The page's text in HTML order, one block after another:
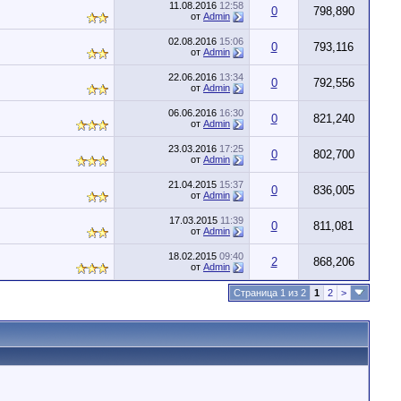
11.08.2016 12:58
от Admin 0 798,890
02.08.2016 15:06
от Admin 0 793,116
22.06.2016 13:34
от Admin 0 792,556
06.06.2016 16:30
от Admin 0 821,240
23.03.2016 17:25
от Admin 0 802,700
21.04.2015 15:37
от Admin 0 836,005
17.03.2015 11:39
от Admin 0 811,081
18.02.2015 09:40
от Admin 2 868,206
Страница 1 из 2 1 2 >